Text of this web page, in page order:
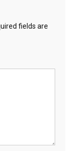
fields are